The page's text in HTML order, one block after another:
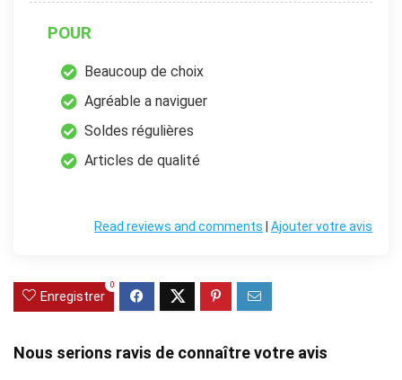
POUR
Beaucoup de choix
Agréable a naviguer
Soldes régulières
Articles de qualité
Ajouter votre avis
Read reviews and comments
Enregistrer
0
Nous serions ravis de connaître votre avis